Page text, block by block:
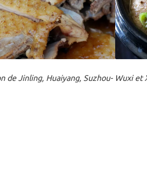
de Jinling, Huaiyang, Suzhou- Wuxi et